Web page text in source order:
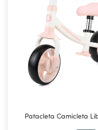
Patacleta Camicleta